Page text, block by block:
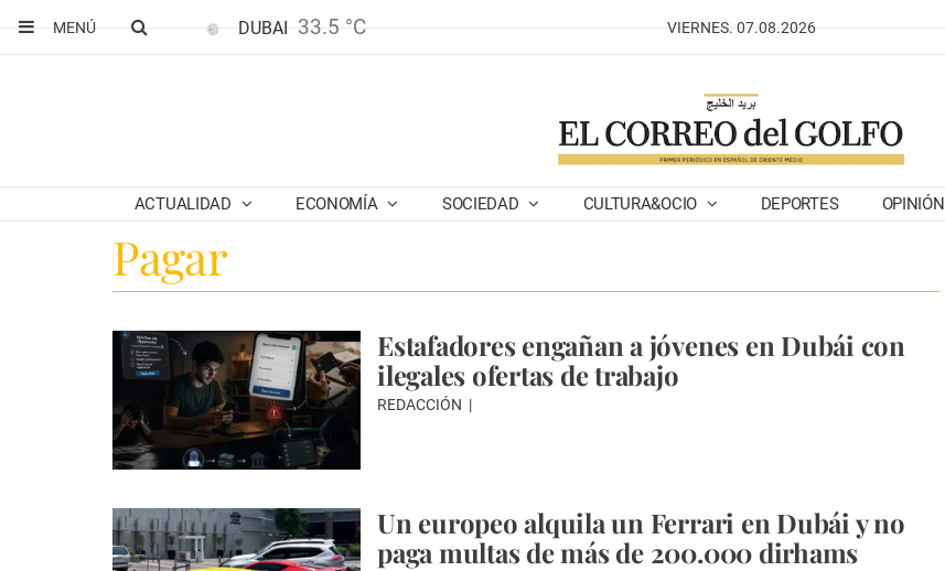
MENÚ
DUBAI 33.5 °C VIERNES. 07.08.2026
ACTUALIDAD ECONOMÍA SOCIEDAD CULTURA&OCIO DEPORTES OPINIÓN
Pagar
Estafadores engañan a jóvenes en Dubái con
ilegales ofertas de trabajo
REDACCIÓN
Un europeo alquila un Ferrari en Dubái y no
paga multas de más de 200.000 dirhams